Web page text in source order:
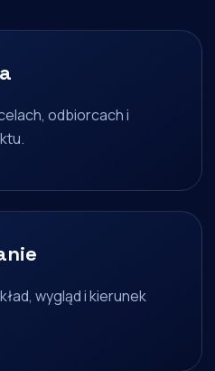
odbiorcach i
wygląd i kierunek